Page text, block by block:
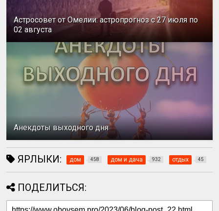
Астросовет от Омелии: астропрогноз с 27 июля по
02 августа
Анекдоты выходного дня
ЯРЛЫКИ: дом 458 дом и дача 932 отдых 45
ПОДЕЛИТЬСЯ: